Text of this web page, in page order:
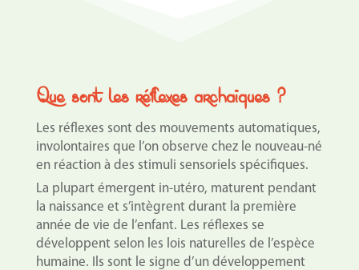
Que sont les réflexes archaïques ?
Les réflexes sont des mouvements automatiques,
involontaires que l’on observe chez le nouveau-né
en réaction à des stimuli sensoriels spécifiques.
La plupart émergent in-utéro, maturent pendant
la naissance et s’intègrent durant la première
année de vie de l’enfant. Les réflexes se
développent selon les lois naturelles de l’espèce
humaine. Ils sont le signe d’un développement